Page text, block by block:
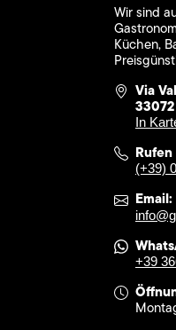
Wir sind
Küchen,
Via
33072
In
(+39)
Email:
+39
Montag